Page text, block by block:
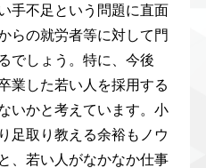
手不足という問題に直面
らの就労者等に対して門
でしょう。特に、今後
業した若い人を採用する
いかと考えています。小
足取り教える余裕もノウ
、若い人がなかなか仕事